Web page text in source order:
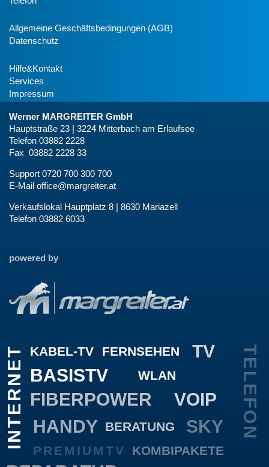
Allgemeine Geschäftsbedingungen (AGB)
Datenschutz
Hilfe&Kontakt
Services
Impressum
Werner MARGREITER GmbH
Hauptstraße 23 | 3224 Mitterbach am Erlaufsee
Telefon 03882 2228
Fax 03882 2228 33
Support 0720 700 300 700
E-Mail office@margreiter.at
Verkaufslokal Hauptplatz 8 | 8630 Mariazell
Telefon 03882 6033
powered by
KABEL-TV
INTERNET TELEFON
FERNSEHEN
TV
BASISTV
PREMIUMTV
SKY
WLAN
FIBERPOWER VOIP
BERATUNG
HANDY
KOMBIPAKETE